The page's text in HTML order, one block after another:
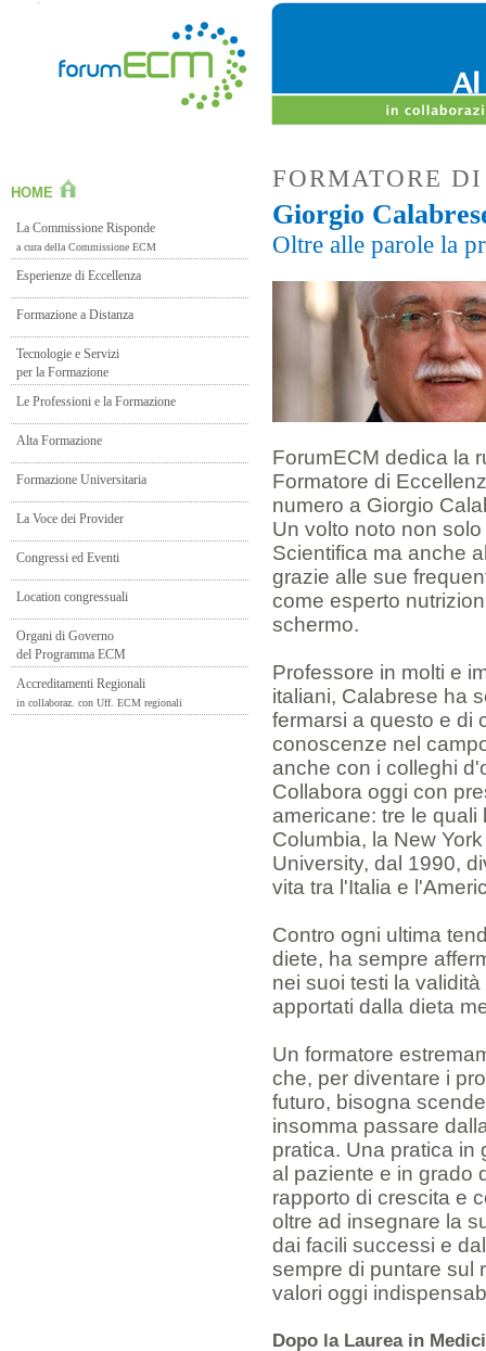
HOME
La Commissione Risponde
a cura della Commissione ECM
Esperienze di Eccellenza
Formazione a Distanza
Tecnologie e Servizi
per la Formazione
Le Professioni e la Formazione
Alta Formazione
Formazione Universitaria
La Voce dei Provider
Congressi ed Eventi
Location congressuali
Organi di Governo
del Programma ECM
Accreditamenti Regionali
in collaboraz. con Uff. ECM regionali
FORMATORE
Giorgio
Oltre alle parole la
ForumECM dedica la
Formatore di
numero a Giorgio
Un volto noto non
Scientifica ma anche
grazie alle sue
come esperto
schermo.
Professore in molti e
italiani, Calabrese ha
fermarsi a questo e di
conoscenze nel
anche con i colleghi
Collabora oggi con
americane: tre le quali
Columbia, la New
University, dal 1990,
vita tra l'Italia e
Contro ogni ultima
diete, ha sempre
nei suoi testi la
apportati dalla dieta
Un formatore
che, per diventare i
futuro, bisogna
insomma passare
pratica. Una pratica in
al paziente e in grado
rapporto di crescita e
oltre ad insegnare la
dai facili successi e
sempre di puntare sul
valori oggi
Dopo la Laurea in